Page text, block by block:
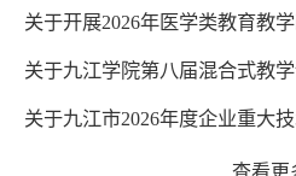
关于开展2026年医学类教育教
关于九江学院第八届混合式教
关于九江市2026年度企业重大